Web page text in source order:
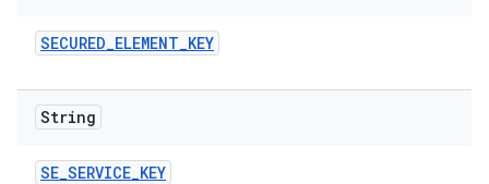
SECURED_ELEMENT_KEY
String
SE_SERVICE_KEY